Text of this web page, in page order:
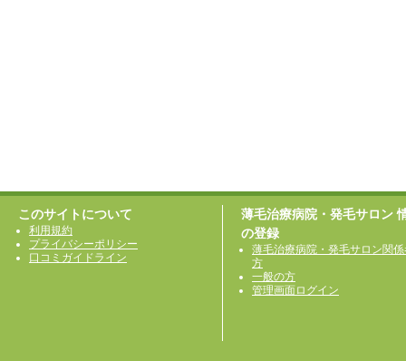
このサイトについて
利用規約
プライバシーポリシー
口コミガイドライン
薄毛治療病院・発毛サロン
の登録
薄毛治療病院・発毛サロン関
方
一般の方
管理画面ログイン